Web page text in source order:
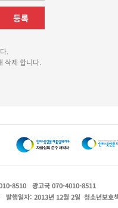
등록
.
삭제 합니다.
8510
광고국 070-4010-8511
발행일자: 2013년 12월 2일 청소년보호